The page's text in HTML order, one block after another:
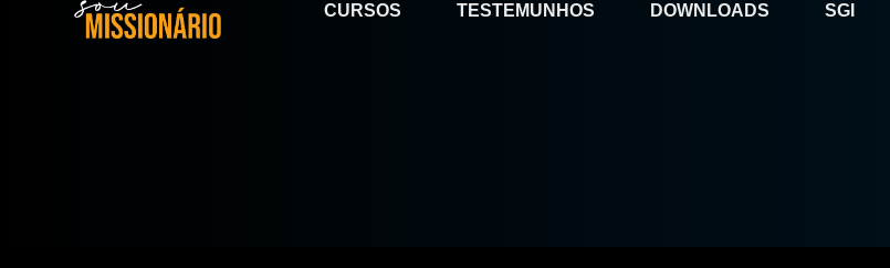
CURSOS TESTEMUNHOS DOWNLOADS SGI